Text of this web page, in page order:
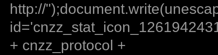
http://
+ cnzz_protocol +